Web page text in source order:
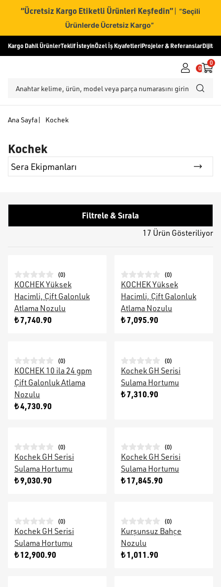
“Ücretsiz Kargo Etiketli Ürünleri Keşfedin” | “Seçili
Ürünlerde Ücretsiz Kargo”
Kargo Dahil ÜrünlerTeklif İsteyinÖzel İş KıyafetleriProjeler & ReferanslarDijital
0
0
Ana Sayfa| Kochek
Kochek
Sera Ekipmanları
Filtrele & Sırala
17 Ürün Gösteriliyor
(0)
KOCHEK Yüksek
Hacimli, Çift Galonluk
Atlama Nozulu
₺ 7,740.90
(0)
KOCHEK Yüksek
Hacimli, Çift Galonluk
Atlama Nozulu
₺ 7,095.90
(0)
KOCHEK 10 ila 24 gpm
Çift Galonluk Atlama
Nozulu
₺ 4,730.90
(0)
Kochek GH Serisi
Sulama Hortumu
₺ 7,310.90
(0)
Kochek GH Serisi
Sulama Hortumu
₺ 9,030.90
(0)
Kochek GH Serisi
Sulama Hortumu
₺ 17,845.90
(0)
Kochek GH Serisi
Sulama Hortumu
₺ 12,900.90
(0)
Kurşunsuz Bahçe
Nozulu
₺ 1,011.90